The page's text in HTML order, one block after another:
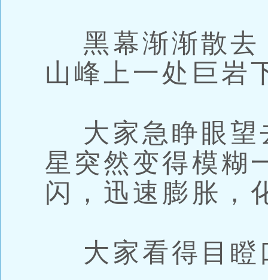
黑幕渐渐散去
山峰上一处巨岩
大家急睁眼望
星突然变得模糊
闪，迅速膨胀，
大家看得目瞪